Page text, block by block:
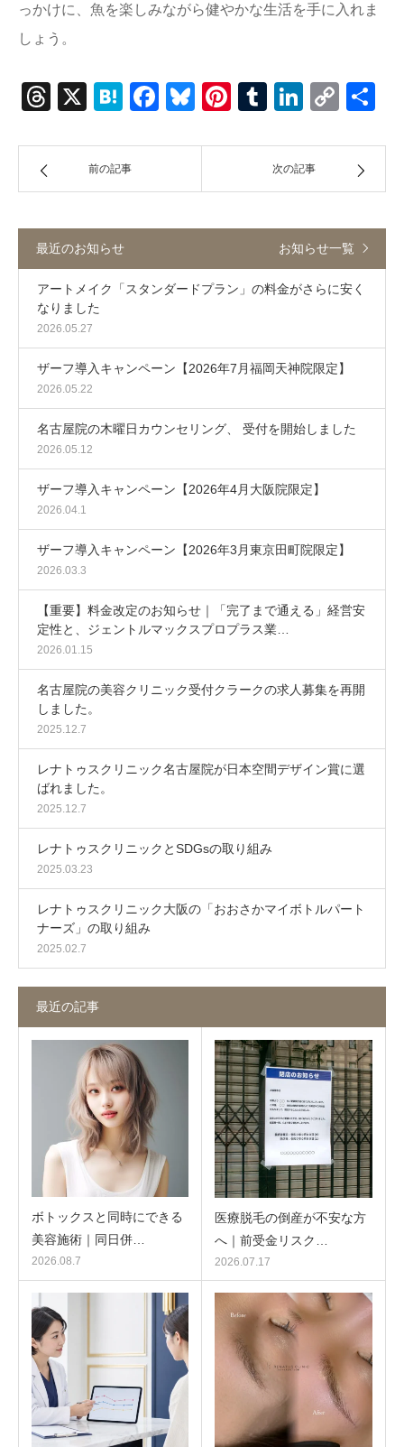
っかけに、魚を楽しみながら健やかな生活を手に入れま
しょう。
Threads
X Hatena
Facebook
Bluesky
Pinterest
Tumblr
前の記事 次の記事
最近のお知らせ お知らせ一覧
アートメイク「スタンダードプラン」の料金がさらに安く
なりました
2026.05.27
ザーフ導入キャンペーン【2026年7月福岡天神院限定】
2026.05.22
名古屋院の木曜日カウンセリング、 受付を開始しました
2026.05.12
ザーフ導入キャンペーン【2026年4月大阪院限定】
2026.04.1
ザーフ導入キャンペーン【2026年3月東京田町院限定】
2026.03.3
【重要】料金改定のお知らせ｜「完了まで通える」経営安
定性と、ジェントルマックスプロプラス業…
2026.01.15
名古屋院の美容クリニック受付クラークの求人募集を再開
しました。
2025.12.7
レナトゥスクリニック名古屋院が日本空間デザイン賞に選
ばれました。
2025.12.7
レナトゥスクリニックとSDGsの取り組み
2025.03.23
レナトゥスクリニック大阪の「おおさかマイボトルパート
ナーズ」の取り組み
2025.02.7
最近の記事
ボトックスと同時にできる
美容施術｜同日併…
2026.08.7
医療脱毛の倒産が不安な方
へ｜前受金リスク…
2026.07.17